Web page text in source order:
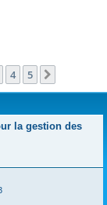
c
4 5
la gestion des